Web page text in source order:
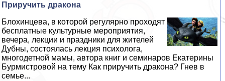
Приручить дpaкона
Блохинцева, в которой регулярно проходят
бесплатные культурные мероприятия,
вечера, лекции и праздники для жителей
Дубны, состоялась лекция психолога,
многодетной мамы, автора книг и семинаров Екатерины
Бурмистровой на тему Как приручить дpaкона? Гнев в
семье...